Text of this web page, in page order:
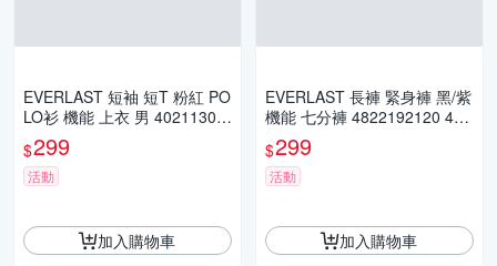
EVERLAST 短袖 短T 粉紅 PO
LO衫 機能 上衣 男 40211300
41
$299
活動
加入購物車
EVERLAST 長褲 緊身褲 黑/紫
機能 七分褲 4822192120 482
2192190
$299
活動
加入購物車